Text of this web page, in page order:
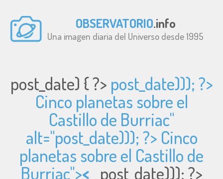
OBSERVATORIO.info
Una imagen diaria del Universo desde 1995
post_date) { ?> post_date))); ?>
Cinco planetas sobre el
Castillo de Burriac"
alt="post_date))); ?> Cinco
planetas sobre el Castillo de
Burriac">< post_date))); ?>